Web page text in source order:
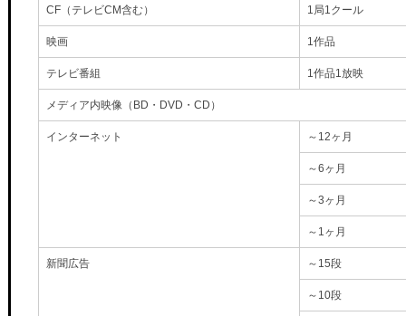
CF（テレビCM含む） 1局1クール
映画 1作品
テレビ番組 1作品1放映
メディア内映像（BD・DVD・CD）
インターネット ～12ヶ月
～6ヶ月
～3ヶ月
～1ヶ月
新聞広告 ～15段
～10段